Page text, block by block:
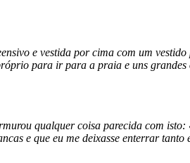
e vestida por cima com um
para ir para a praia e uns grandes
qualquer coisa parecida com isto:
e que eu me deixasse enterrar tanto